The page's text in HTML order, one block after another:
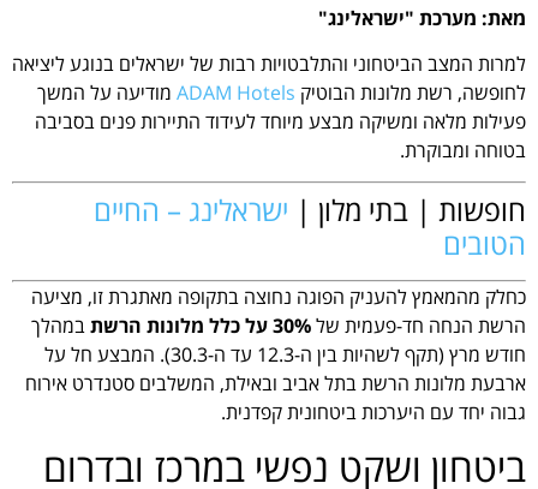
מאת: מערכת "ישראלינג"
למרות המצב הביטחוני והתלבטויות רבות של ישראלים בנוגע ליציאה
לחופשה, רשת מלונות הבוטיק ADAM Hotels מודיעה על המשך
פעילות מלאה ומשיקה מבצע מיוחד לעידוד התיירות פנים בסביבה
בטוחה ומבוקרת.
חופשות | בתי מלון | ישראלינג – החיים
הטובים
כחלק מהמאמץ להעניק הפוגה נחוצה בתקופה מאתגרת זו, מציעה
הרשת הנחה חד-פעמית של30% על כלל מלונות הרשת
במהלך
חודש מרץ (תקף לשהיות בין ה-12.3 עד ה-30.3). המבצע חל על
ארבעת מלונות הרשת בתל אביב ובאילת, המשלבים סטנדרט אירוח
גבוה יחד עם היערכות ביטחונית קפדנית.
ביטחון ושקט נפשי במרכז ובדרום